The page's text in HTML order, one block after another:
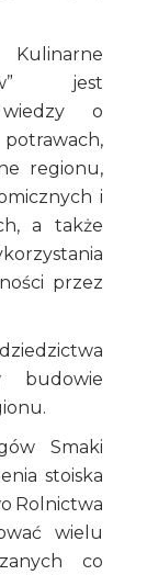
jest
o
regionu,
i
a także
przez
budowie
Smaki
stoiska
Rolnictwa
wielu
co